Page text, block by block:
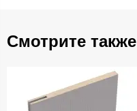
Смотрите также